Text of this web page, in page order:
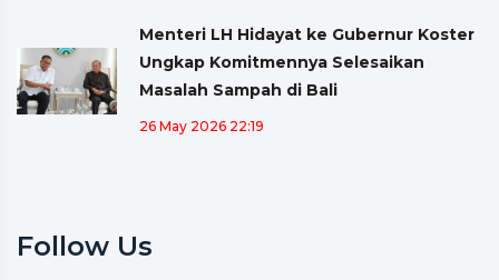
Menteri LH Hidayat ke Gubernur Koster
Ungkap Komitmennya Selesaikan
Masalah Sampah di Bali
26 May 2026 22:19
Follow Us